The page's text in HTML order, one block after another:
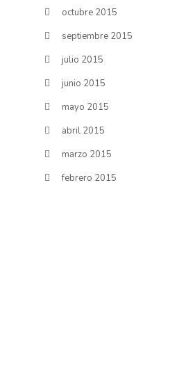
octubre 2015
septiembre 2015
julio 2015
junio 2015
mayo 2015
abril 2015
marzo 2015
febrero 2015